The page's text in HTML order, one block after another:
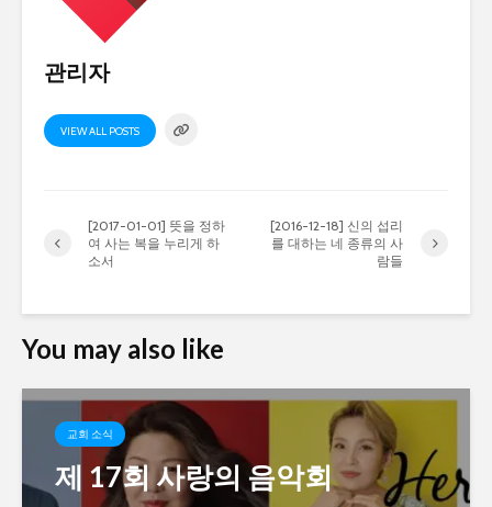
관리자
VIEW ALL POSTS
[2017-01-01] 뜻을 정하
여 사는 복을 누리게 하
소서
[2016-12-18] 신의 섭리
를 대하는 네 종류의 사
람들
You may also like
교회 소식
제 17회 사랑의 음악회